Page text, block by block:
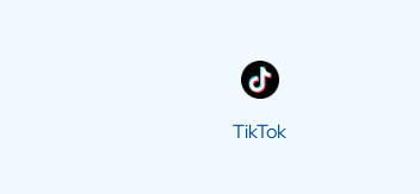
TikTok